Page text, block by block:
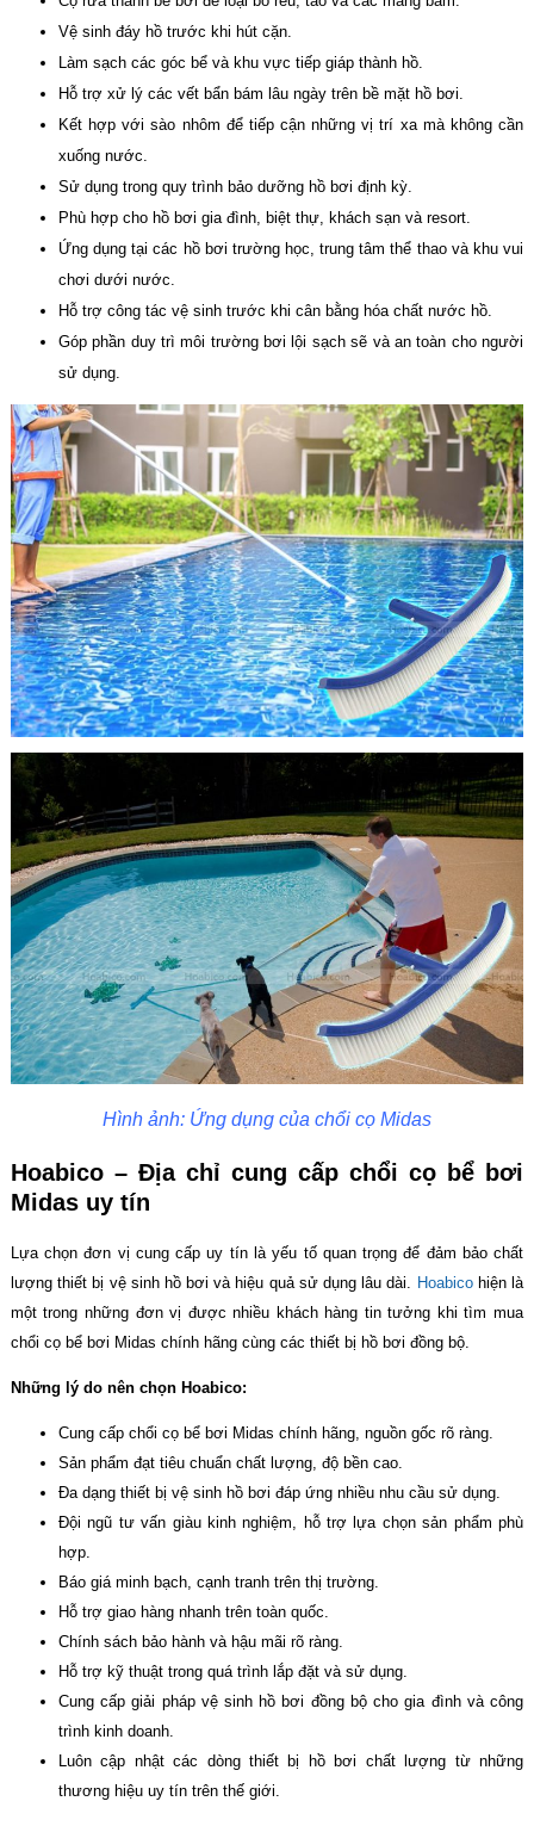
Vệ sinh đáy hồ trước khi hút cặn.
Làm sạch các góc bể và khu vực tiếp giáp thành hồ.
Hỗ trợ xử lý các vết bẩn bám lâu ngày trên bề mặt hồ bơi.
Kết hợp với sào nhôm để tiếp cận những vị trí xa mà không cần
xuống nước.
Sử dụng trong quy trình bảo dưỡng hồ bơi định kỳ.
Phù hợp cho hồ bơi gia đình, biệt thự, khách sạn và resort.
Ứng dụng tại các hồ bơi trường học, trung tâm thể thao và khu vui
chơi dưới nước.
Hỗ trợ công tác vệ sinh trước khi cân bằng hóa chất nước hồ.
Góp phần duy trì môi trường bơi lội sạch sẽ và an toàn cho người
sử dụng.
Hình ảnh: Ứng dụng của chổi cọ Midas
Hoabico – Địa chỉ cung cấpchổi cọ bể bơi
Midasuy tín
Lựa chọn đơn vị cung cấp uy tín là yếu tố quan trọng để đảm bảo chất
lượng thiết bị vệ sinh hồ bơi và hiệu quả sử dụng lâu dài. Hoabicohiện là
một trong những đơn vị được nhiều khách hàng tin tưởng khi tìm mua
chổi cọ bể bơi Midas chính hãng cùng các thiết bị hồ bơi đồng bộ.
Những lý do nên chọn Hoabico:
Cung cấp chổi cọ bể bơi Midas chính hãng, nguồn gốc rõ ràng.
Sản phẩm đạt tiêu chuẩn chất lượng, độ bền cao.
Đa dạng thiết bị vệ sinh hồ bơi đáp ứng nhiều nhu cầu sử dụng.
Đội ngũ tư vấn giàu kinh nghiệm, hỗ trợ lựa chọn sản phẩm phù
hợp.
Báo giá minh bạch, cạnh tranh trên thị trường.
Hỗ trợ giao hàng nhanh trên toàn quốc.
Chính sách bảo hành và hậu mãi rõ ràng.
Hỗ trợ kỹ thuật trong quá trình lắp đặt và sử dụng.
Cung cấp giải pháp vệ sinh hồ bơi đồng bộ cho gia đình và công
trình kinh doanh.
Luôn cập nhật các dòng thiết bị hồ bơi chất lượng từ những
thương hiệu uy tín trên thế giới.